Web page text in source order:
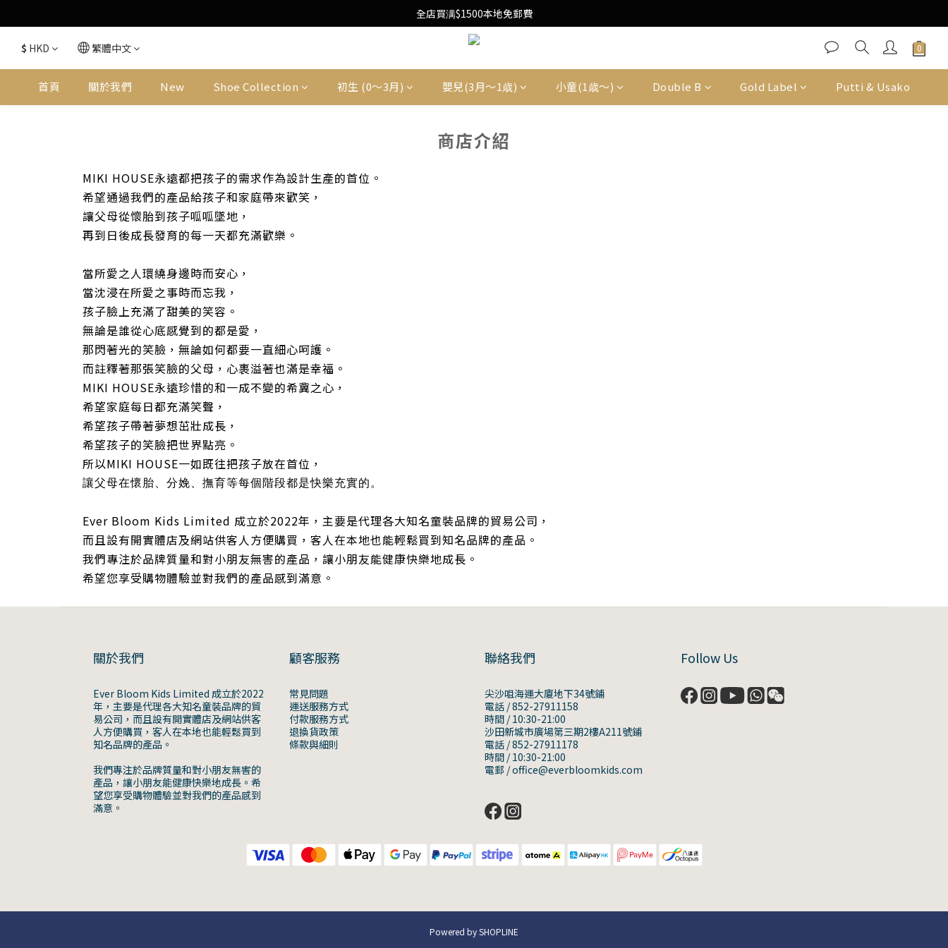
Free Local Shipping Upon $1500 purchase
全店買满$1500本地免郵費
Free Local Shipping Upon $1500 purchase
$ HKD 繁體中文
首頁 關於我們 New Shoe Collection 初生 (0〜3月) 嬰兒(3月〜1歳) 小童(1歳〜) Double B Gold Label Putti & Usako
商店介紹
MIKI HOUSE永遠都把孩子的需求作為設計生產的首位。
希望通過我們的產品給孩子和家庭帶來歡笑，
讓父母從懷胎到孩子呱呱墜地，
再到日後成長發育的每一天都充滿歡樂。
當所愛之人環繞身邊時而安心，
當沈浸在所愛之事時而忘我，
孩子臉上充滿了甜美的笑容。
無論是誰從心底感覺到的都是愛，
那閃著光的笑臉，無論如何都要一直細心呵護。
而註釋著那張笑臉的父母，心裹溢著也滿是幸福。
MIKI HOUSE永遠珍惜的和一成不變的希冀之心，
希望家庭每日都充滿笑聲，
希望孩子帶著夢想茁壯成長，
希望孩子的笑臉把世界點亮。
所以MIKI HOUSE一如既往把孩子放在首位，
讓父母在懷胎、分娩、撫育等每個階段都是快樂充實的。
Ever Bloom Kids Limited 成立於2022年，主要是代理各大知名童裝品牌的貿易公司，
而且設有開實體店及網站供客人方便購買，客人在本地也能輕鬆買到知名品牌的產品。
我們專注於品牌質量和對小朋友無害的產品，讓小朋友能健康快樂地成長。
希望您享受購物體驗並對我們的產品感到滿意。
關於我們
Ever Bloom Kids Limited 成立於2022
年，主要是代理各大知名童裝品牌的貿
易公司，而且設有開實體店及網站供客
人方便購買，客人在本地也能輕鬆買到
知名品牌的產品。
我們專注於品牌質量和對小朋友無害的
產品，讓小朋友能健康快樂地成長。希
望您享受購物體驗並對我們的產品感到
滿意。
顧客服務
常見問題
運送服務方式
付款服務方式
退換貨政策
條款與細則
聯絡我們
尖沙咀海運大廈地下34號鋪
電話 / 852-27911158
時間 / 10:30-21:00
沙田新城市廣場第三期2樓A211號鋪
電話 / 852-27911178
時間 / 10:30-21:00
電郵 / office@everbloomkids.com
Follow Us
Powered by SHOPLINE